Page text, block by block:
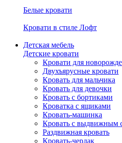
Белые кровати
Кровати в стиле Лофт
Детская мебель
Детские кровати
Кровати для
Двухъярусные кровати
Кровать для мальчика
Кровать для девочки
Кровать с бортиками
Кроватка с ящиками
Кровать-машинка
Кровать с выдвижным
Раздвижная кровать
Кровать-чердак